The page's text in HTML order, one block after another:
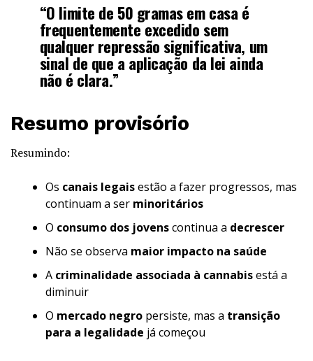
“O limite de 50 gramas em casa é
frequentemente excedido sem
qualquer repressão significativa, um
sinal de que a aplicação da lei ainda
não é clara.”
Resumo provisório
Resumindo:
Os canais legaisestão a fazer progressos, mas
continuam a ser minoritários
O consumo dos jovenscontinua a decrescer
Não se observa maior impacto na saúde
A criminalidade associada à cannabisestá a
diminuir
O mercado negro persiste, mas a transição
para a legalidade já começou